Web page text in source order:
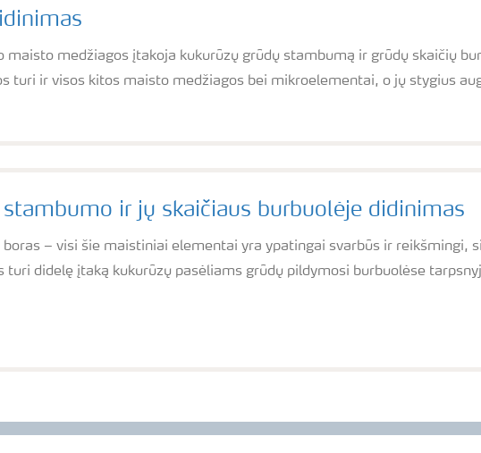
maisto medžiagos įtakoja kukurūzų grūdų stambumą ir grūdų skaičių
turi ir visos kitos maisto medžiagos bei mikroelementai, o jų stygius
ir jų skaičiaus burbuolėje didinimas
– visi šie maistiniai elementai yra ypatingai svarbūs ir reikšmingi,
turi didelę įtaką kukurūzų pasėliams grūdų pildymosi burbuolėse